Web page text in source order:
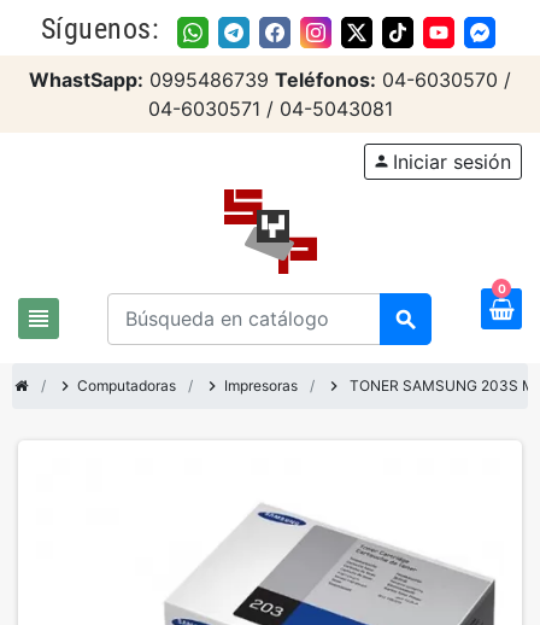
Síguenos:
WhastSapp: 0995486739 Teléfonos: 04-6030570 /
04-6030571 / 04-5043081
view_headline search
person Iniciar sesión
0
chevron_right Computadoras chevron_right Impresoras chevron_right TONER SAMSUNG 203S